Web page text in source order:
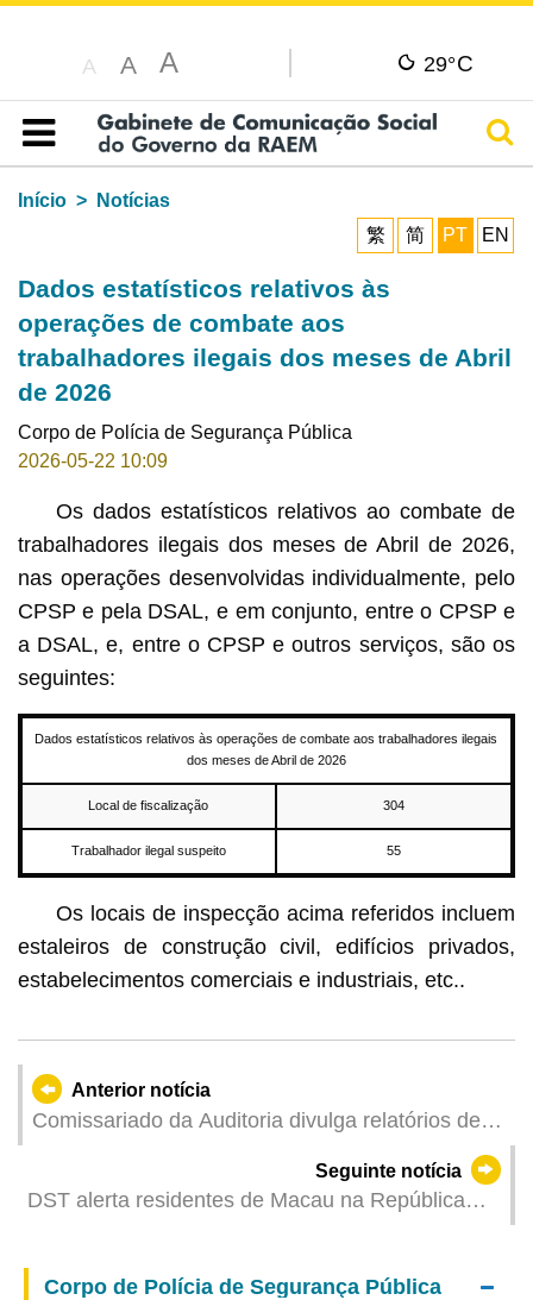
A A A 29°C
Índice
Início
Notícias
繁
简 PT EN
Dados estatísticos relativos às
operações de combate aos
trabalhadores ilegais dos meses de Abril
de 2026
Corpo de Polícia de Segurança Pública
2026-05-22 10:09
Os dados estatísticos relativos ao combate de
trabalhadores ilegais dos meses de Abril de 2026,
nas operações desenvolvidas individualmente, pelo
CPSP e pela DSAL, e em conjunto, entre o CPSP e
a DSAL, e, entre o CPSP e outros serviços, são os
seguintes:
Dados estatísticos relativos às operações de combate aos trabalhadores ilegais
dos meses de Abril de 2026
Local de fiscalização 304
Trabalhador ilegal suspeito 55
Os locais de inspecção acima referidos incluem
estaleiros de construção civil, edifícios privados,
estabelecimentos comerciais e industriais, etc..
Anterior notícia
Comissariado da Auditoria divulga relatórios de
“Acompanhamento dos relatórios de auditoria do
ano de 2020” e de “Fiscalização do Programa de
Desenvolvimento e Aperfeiçoamento Contínuo”
Seguinte notícia
DST alerta residentes de Macau na República
de Ébola
Corpo de Polícia de Segurança Pública